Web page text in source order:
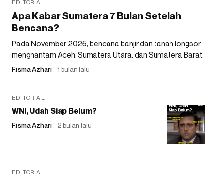
EDITORIAL
Apa Kabar Sumatera 7 Bulan Setelah
Bencana?
Pada November 2025, bencana banjir dan tanah longsor
menghantam Aceh, Sumatera Utara, dan Sumatera Barat.
Risma Azhari 1 bulan lalu
EDITORIAL
WNI, Udah Siap Belum?
Risma Azhari 2 bulan lalu
EDITORIAL